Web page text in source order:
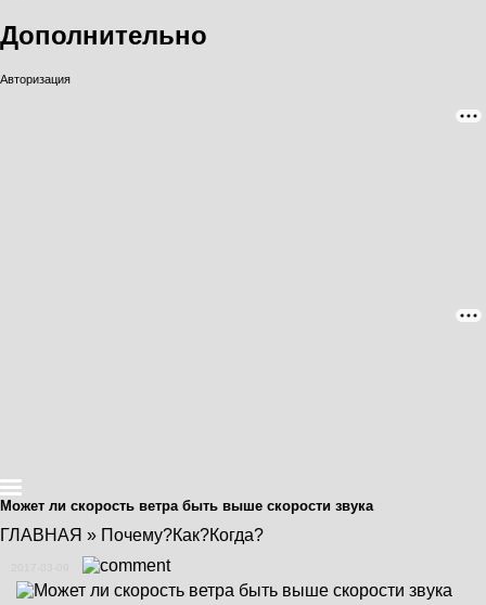
Дополнительно
Авторизация
Может ли скорость ветра быть выше скорости звука
ГЛАВНАЯ » Почему?Как?Когда?